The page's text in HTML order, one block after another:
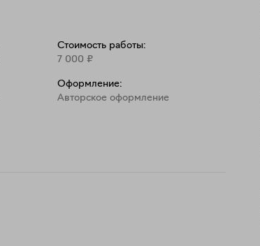
Стоимость работы:
7 000 ₽
Оформление:
Aвторское оформление